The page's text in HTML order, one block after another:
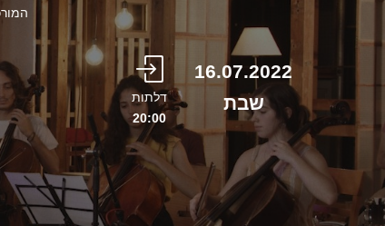
16.07.2022
שבת
דלתות
20:00